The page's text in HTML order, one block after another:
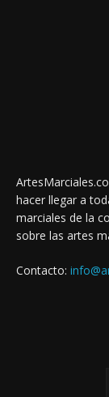
hacer llegar a
marciales de la
sobre las artes
Contacto: